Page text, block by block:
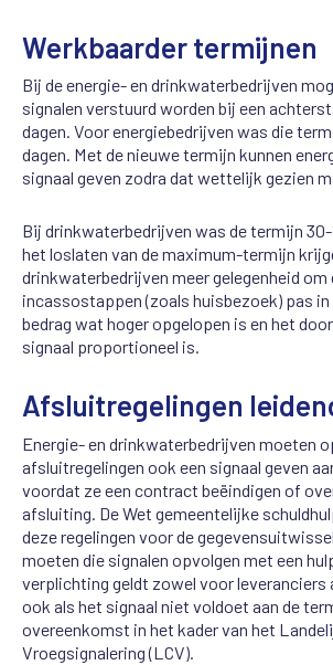
Werkbaardertermijnen
Bij de energie- en drinkwaterbedrijven
signalen verstuurd worden bij een
dagen. Voorenergiebedrijven was die
dagen. Met de nieuwe termijn kunnen
signaal geven zodra dat wettelijk gezien
Bij drinkwaterbedrijven was de termijn
het loslaten van demaximum-termijn
drinkwaterbedrijven meergelegenheid
incassostappen (zoals huisbezoek) pas in
bedrag wat hoger opgelopen is en het
signaal proportioneel is.
Afsluitregelingen
Energie- en drinkwaterbedrijven moeten
afsluitregelingen ook een signaal geven
voordat ze een contract beëindigen of
afsluiting. De Wet gemeentelijke
deze regelingen voor de
moeten die signalen opvolgen met een
verplichting geldt zowel voor leveranciers
ook als het signaal niet voldoet aan de
overeenkomst in het kader van het
Vroegsignalering (LCV).